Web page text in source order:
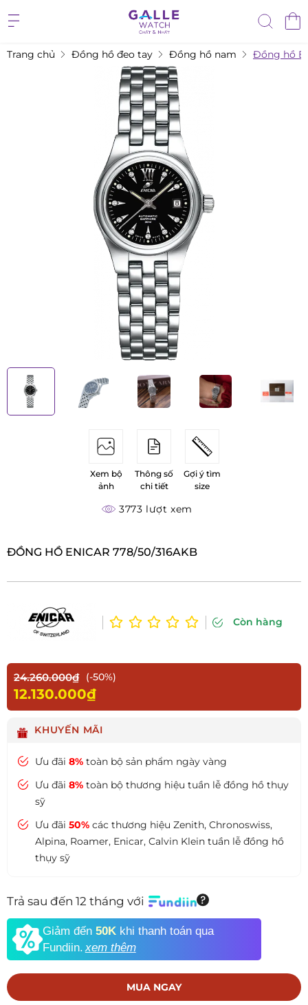
Trang chủ Đồng hồ đeo tay Đồng hồ nam Đồng hồ
Xem bộ
ảnh
Thông số
chi tiết
Gợi ý tìm
size
3773 lượt xem
ĐỒNG HỒ ENICAR 778/50/316AKB
Còn hàng
24.260.000₫ (-50%)
12.130.000₫
KHUYẾN MÃI
Ưu đãi 8% toàn bộ sản phẩm ngày vàng
Ưu đãi 8% toàn bộ thương hiệu tuần lễ đồng hồ thụy
sỹ
Ưu đãi 50% các thương hiệu Zenith, Chronoswiss,
Alpina, Roamer, Enicar, Calvin Klein tuần lễ đồng hồ
thụy sỹ
Trả sau đến 12 tháng với
Giảm đến 50K khi thanh toán qua
Fundiin.xem thêm
MUA NGAY